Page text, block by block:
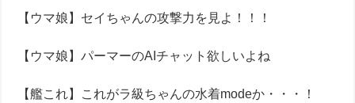
【ウマ娘】セイちゃんの攻撃力を見よ！！！
【ウマ娘】パーマーのAIチャット欲しいよね
【艦これ】これがラ級ちゃんの水着modeか・・・！